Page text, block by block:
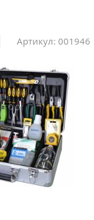
Артикул: 001946